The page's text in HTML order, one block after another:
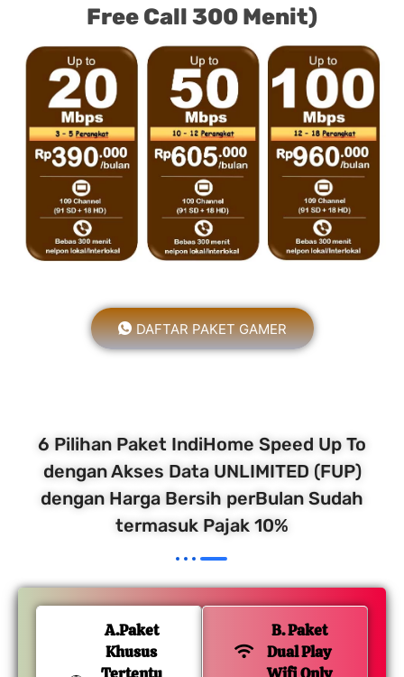
Free Call 300 Menit)
DAFTAR PAKET GAMER
6 Pilihan Paket IndiHome Speed Up To
dengan Akses Data UNLIMITED (FUP)
dengan Harga Bersih perBulan Sudah
termasuk Pajak 10%
A.Paket
Khusus
B. Paket
Dual Play